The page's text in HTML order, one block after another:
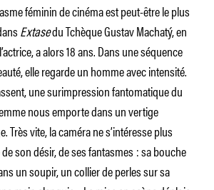
féminin de cinéma est peut-être le plus
Extasedu Tchèque Gustav Machatý, en
a alors 18 ans. Dans une séquence
elle regarde un homme avec intensité.
une surimpression fantomatique du
nous emporte dans un vertige
Très vite, la caméra ne s’intéresse plus
de son désir, de ses fantasmes : sa bouche
un soupir, un collier de perles sur sa